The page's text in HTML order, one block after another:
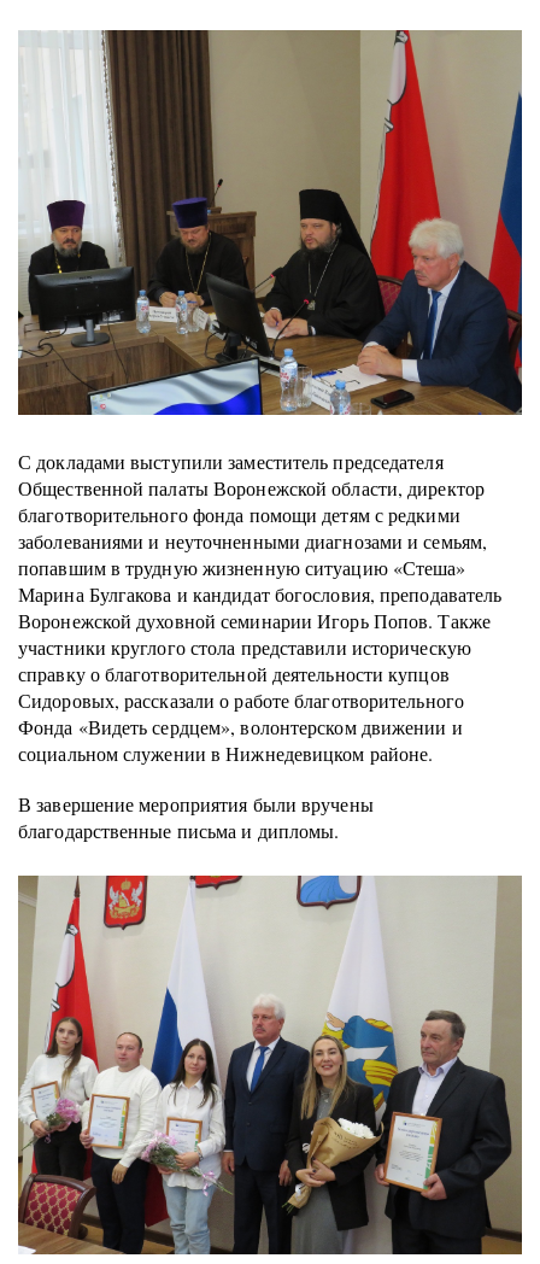
С докладами выступили заместитель председателя
Общественной палаты Воронежской области, директор
благотворительного фонда помощи детям с редкими
заболеваниями и неуточненными диагнозами и семьям,
попавшим в трудную жизненную ситуацию «Стеша»
Марина Булгакова и кандидат богословия, преподаватель
Воронежской духовной семинарии Игорь Попов. Также
участники круглого стола представили историческую
справку о благотворительной деятельности купцов
Сидоровых, рассказали о работе благотворительного
Фонда «Видеть сердцем», волонтерском движении и
социальном служении в Нижнедевицком районе.
В завершение мероприятия были вручены
благодарственные письма и дипломы.